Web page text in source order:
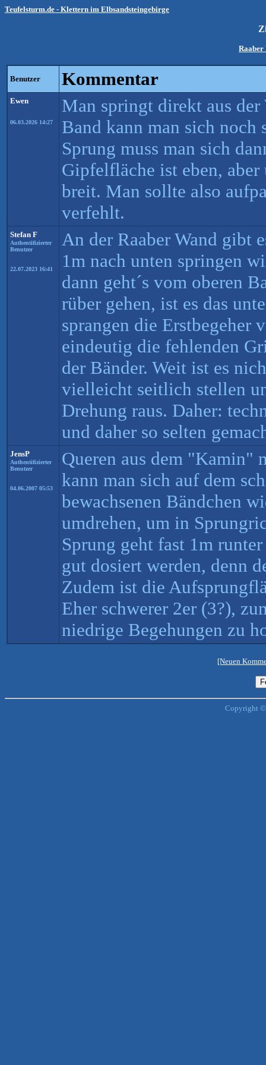
Teufelsturm.de - Klettern im Elbsandsteingebirge
Raaber
Benutzer Kommentar
Ewen
06.03.2026 14:27
Man springt direkt aus
Band kann man sich
Sprung muss man sich
Gipfelfläche ist eben,
breit. Man sollte also
verfehlt.
Stefan F
Authentifizierter
Benutzer
22.07.2023 16:41
An der Raaber Wand gibt
1m nach unten springen
dann geht´s vom oberen
rüber gehen, ist es das
sprangen die Erstbegeher
eindeutig die fehlenden
der Bänder. Weit ist es
vielleicht seitlich stellen
Drehung raus. Daher:
und daher so selten
JensP
Authentifizierter
Benutzer
04.06.2007 05:53
Queren aus dem "Kamin"
kann man sich auf dem
bewachsenen Bändchen
umdrehen, um in
Sprung geht fast 1m
gut dosiert werden, denn
Zudem ist die
Eher schwerer 2er (3?),
niedrige Begehungen zu
[Neuen
Copyright ©